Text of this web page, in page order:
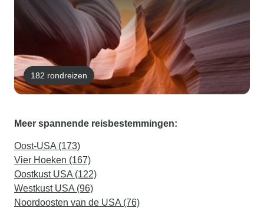
182 rondreizen
Meer spannende reisbestemmingen:
Oost-USA (173)
Vier Hoeken (167)
Oostkust USA (122)
Westkust USA (96)
Noordoosten van de USA (76)